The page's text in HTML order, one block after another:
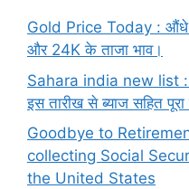
Gold Price Today : औंधे
और 24K के ताजा भाव।
Sahara india new list :
इस तारीख से ब्याज सहित
Goodbye to
collecting Social
the United States